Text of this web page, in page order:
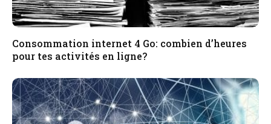
Consommation internet 4 Go: combien d’heures
pour tes activités en ligne?